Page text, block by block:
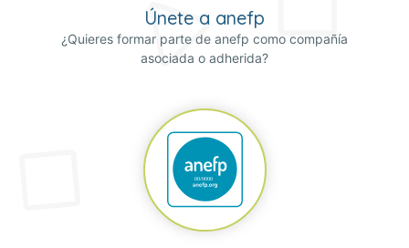
Únete a anefp
¿Quieres formar parte de anefp como compañía
asociada o adherida?